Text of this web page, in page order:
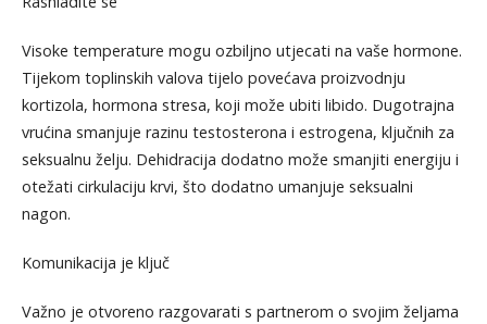
Visoke temperature mogu ozbiljno utjecati na vaše hormone.
Tijekom toplinskih valova tijelo povećava proizvodnju
kortizola, hormona stresa, koji može ubiti libido. Dugotrajna
vrućina smanjuje razinu testosterona i estrogena, ključnih za
seksualnu želju. Dehidracija dodatno može smanjiti energiju i
otežati cirkulaciju krvi, što dodatno umanjuje seksualni
nagon.
Komunikacija je ključ
Važno je otvoreno razgovarati s partnerom o svojim željama